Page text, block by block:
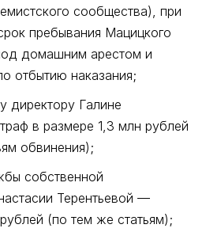
сообщества), при
пребывания Мацицкого
домашним арестом и
отбытию наказания;
директору Галине
в размере 1,3 млн рублей
обвинения);
собственной
Терентьевой —
(по тем же статьям);